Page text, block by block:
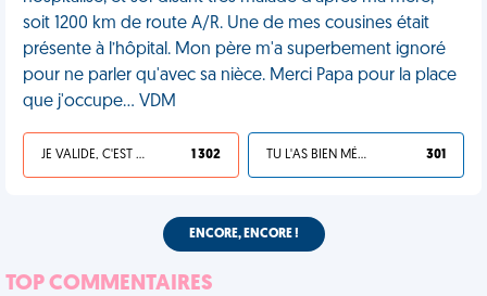
soit 1200 km de route A/R. Une de mes cousines était
présente à l’hôpital. Mon père m'a superbement ignoré
pour ne parler qu'avec sa nièce. Merci Papa pour la place
que j'occupe… VDM
JE VALIDE, C'EST UNE VDM 1 302 TU L'AS BIEN MÉRITÉ 301
ENCORE, ENCORE !
TOP COMMENTAIRES